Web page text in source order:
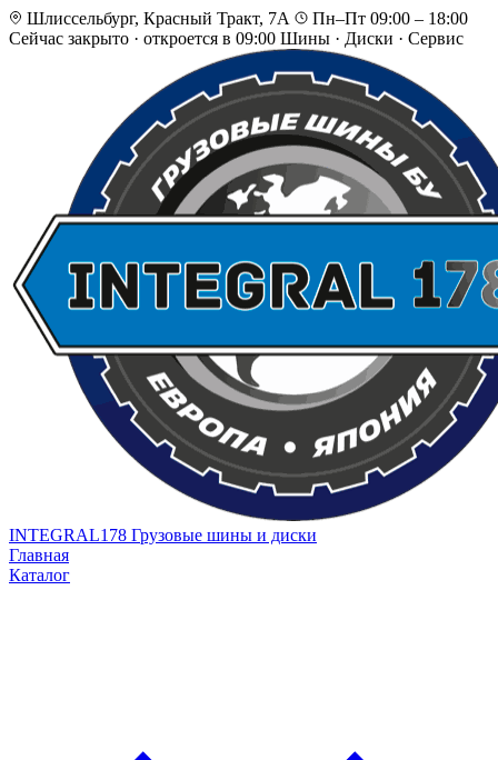
Шлиссельбург, Красный Тракт, 7А
Пн–Пт 09:00 – 18:00
Сейчас закрыто · откроется в 09:00 Шины · Диски · Сервис
INTEGRAL178 Грузовые шины и диски
Главная
Каталог